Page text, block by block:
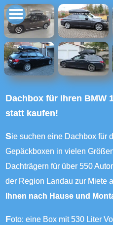
Dachbox für Ihren BMW 1er in Landau leihen
statt kaufen!
Sie suchen eine Dachbox für den Urlaub? Wir bieten
Gepäckboxen in vielen
Dachträgern für über 550
der Region Landau zur Miete
Ihnen nach Hause und
Foto: eine Box mit 530 Liter Volumen, von uns auf einem